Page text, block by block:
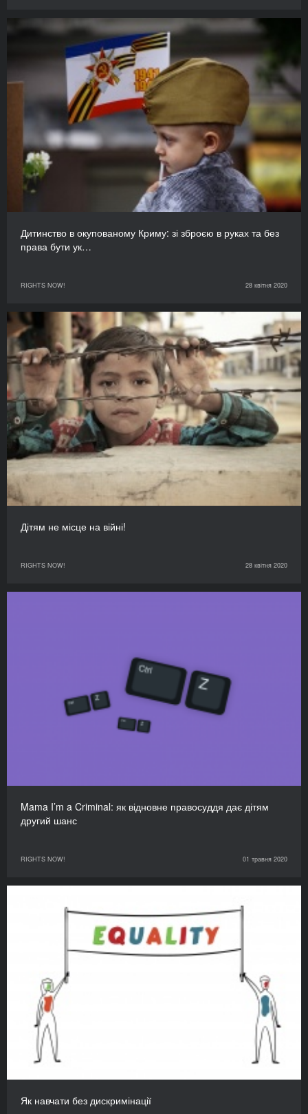
Дитинство в окупованому Криму: зі зброєю в руках та без
права бути ук…
RIGHTS NOW! 28 квітня 2020
Дітям не місце на війні!
RIGHTS NOW! 28 квітня 2020
Mama I’m a Criminal: як відновне правосуддя дає дітям
другий шанс
RIGHTS NOW! 01 травня 2020
Як навчати без дискримінації